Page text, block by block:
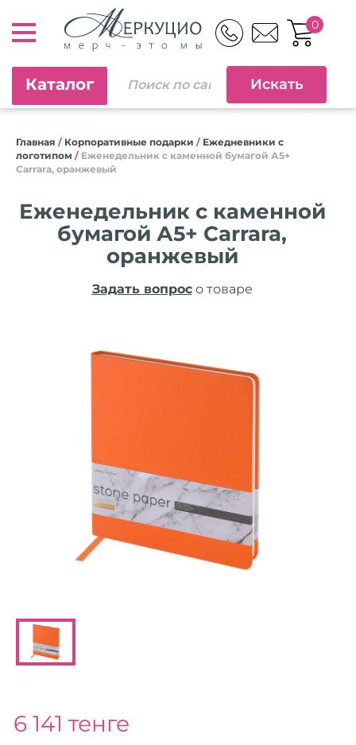
0
Каталог
Главная / Корпоративные подарки / Ежедневники c
логотипом / Еженедельник с каменной бумагой А5+
Carrara, оранжевый
Еженедельник с каменной
бумагой А5+ Carrara,
оранжевый
Задать вопросо товаре
6 141 тенге